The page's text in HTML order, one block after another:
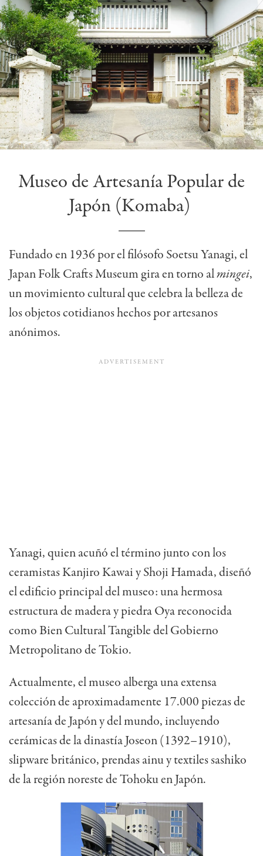
Museo de Artesanía Popular de
Japón (Komaba)
Fundado en 1936 por el filósofo Soetsu Yanagi, el
Japan Folk Crafts Museum gira en torno almingei,
un movimiento cultural que celebra la belleza de
los objetos cotidianos hechos por artesanos
anónimos.
Yanagi, quien acuñó el término junto con los
ceramistas Kanjiro Kawai y Shoji Hamada, diseñó
el edificio principal del museo: una hermosa
estructura de madera y piedra Oya reconocida
como Bien Cultural Tangible del Gobierno
Metropolitano de Tokio.
Actualmente, el museo alberga una extensa
colección de aproximadamente 17.000 piezas de
artesanía de Japón y del mundo, incluyendo
cerámicas de la dinastía Joseon (1392–1910),
slipware británico, prendas ainu y textiles sashiko
de la región noreste de Tohoku en Japón.